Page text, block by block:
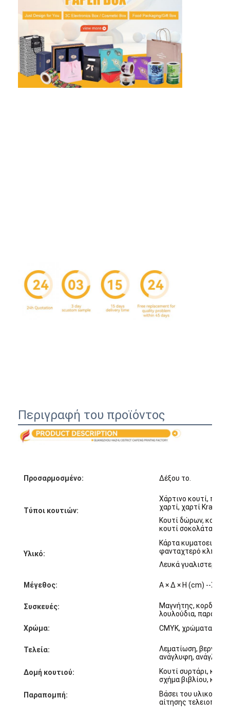
Σπίτι
Σχετικά με εμάς
εκτύπωση συσκευαστικών κουτιών
Καλλυντικό συσκευάζοντας κιβώτιο
Κουτί συσκευασίας ηλεκτρονικών
τσάντες δώρων εγγράφου
Άκαμπτο κιβώτιο δώρων
Περιγραφή του προϊόντος
Προσαρμοσμένο: Δέξου το.
Τύποι κουτιών:
Χάρτινο κουτί,
χαρτί, χαρτί Kraft
Κουτί δώρων, κουτί
κουτί σοκολάτας,
Υλικό:
Κάρτα κυματοειδής,
φανταχτερό κλπ.
Λευκά γυαλιστερά
Μέγεθος: Α × Δ × Η (cm) --
Συσκευές:
Μαγνήτης, κορδέλα,
λουλούδια,
Χρώμα:
CMYK, χρώματα
Τελεία:
Λεματίωση,
ανάγλυφη,
Δομή κουτιού:
Κουτί συρτάρι,
σχήμα βιβλίου,
Παραπομπή:
Βάσει του υλικού,
αίτησης